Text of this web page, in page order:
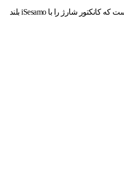
تنها کاری که باید انجام دهید این است که کانکتور شارژ را با iSesamo بلند